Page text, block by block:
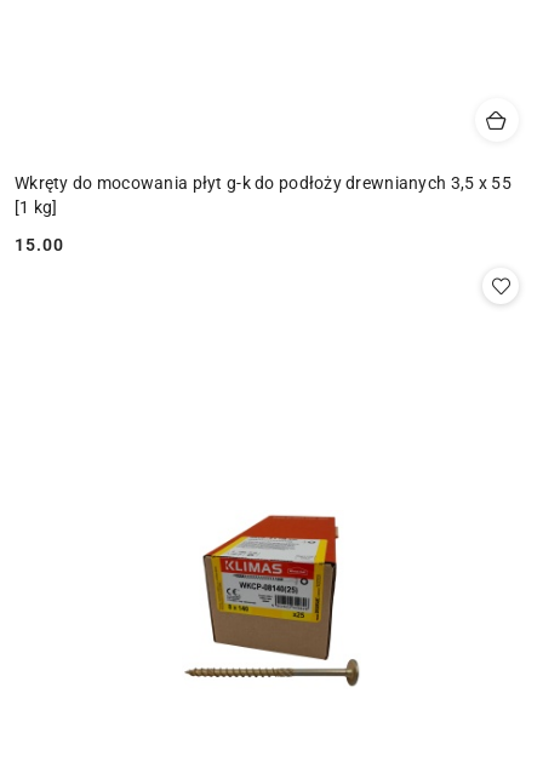
Wkręty do mocowania płyt g-k do podłoży drewnianych 3,5 x 55
[1 kg]
Cena:
15.00